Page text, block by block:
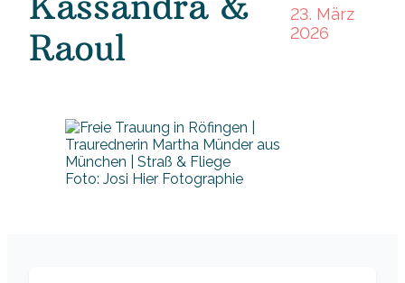
Raoul
23. März
2026
Foto: Josi Hier Fotographie